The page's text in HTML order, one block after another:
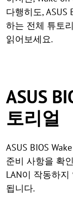
다행히도, ASUS
하는 전체 튜토
읽어보세요.
ASUS
토리얼
ASUS BIOS
준비 사항을 확
LAN이 작동하
됩니다.